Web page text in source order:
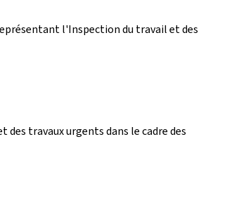
l'Inspection du travail et des
travaux urgents dans le cadre des